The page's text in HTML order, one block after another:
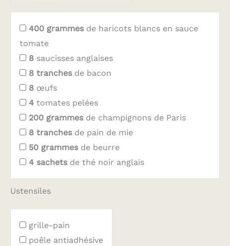
400 grammes de haricots blancs en sauce
tomate
8 saucisses anglaises
8 tranches de bacon
8 œufs
4 tomates pelées
200 grammes de champignons de Paris
8 tranches de pain de mie
50 grammes de beurre
4 sachets de thé noir anglais
Ustensiles
grille-pain
poêle antiadhésive